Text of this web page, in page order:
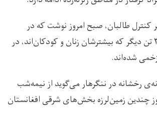
کنترل طالبان، صبح امروز نوشت که در
ولایت لغمان نیز ۳۰ تن دیگر که بیشترشان زنان و کودکان‌اند، در
شده‌اند.
رخشانه در ننگرهار می‌گوید از نیمه‌شب
چندین زمین‌لرزه بخش‌های شرقی افغانستان